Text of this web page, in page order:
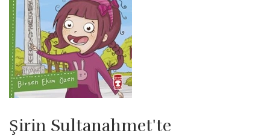
Şirin Sultanahmet'te